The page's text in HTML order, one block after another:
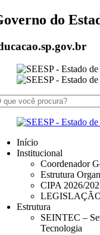
do
Início
Institucional
Coordenador
Estrutura
CIPA 2026/
Estrutura
SEINTEC –
Tecnologia